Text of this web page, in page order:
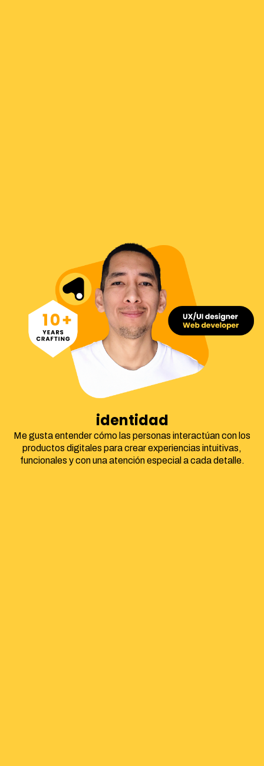
identidad corporati
Me gusta entender cómo las personas interactúan con los
productos digitales para crear experiencias intuitivas,
funcionales y con una atención especial a cada detalle.